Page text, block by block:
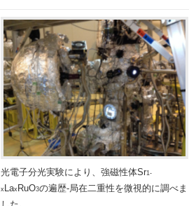
光電子分光実験により、強磁性体Sr1-
xLaxRuO3の遍歴‐局在二重性を微視的に調べま
した。